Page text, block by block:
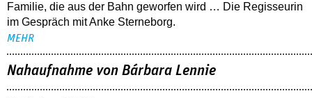
Familie, die aus der Bahn geworfen wird … Die Regisseurin
im Gespräch mit Anke Sterneborg.
MEHR
Nahaufnahme von Bárbara Lennie